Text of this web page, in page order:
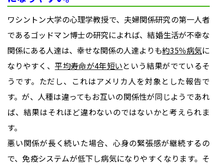
ワシントン大学の心理学教授で、夫婦関係研究の第一人者
であるゴッドマン博士の研究によれば、結婚生活が不幸な
関係にある人達は、幸せな関係の人達よりも約35％病気に
なりやすく、平均寿命が4年短いという結果がでているそ
うです。ただし、これはアメリカ人を対象とした報告で
す。が、人種は違ってもお互いの関係性が同じようであれ
ば、結果はそれほど違わないのではないかと考えられま
す。
悪い関係が長く続いた場合、心身の緊張感が継続するの
で、免疫システムが低下し病気になりやすくなります。そ